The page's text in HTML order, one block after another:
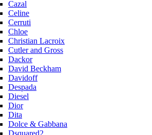
Cazal
Celine
Cerruti
Chloe
Christian Lacroix
Cutler and Gross
Dackor
David Beckham
Davidoff
Despada
Diesel
Dior
Dita
Dolce & Gabbana
Dsquared2